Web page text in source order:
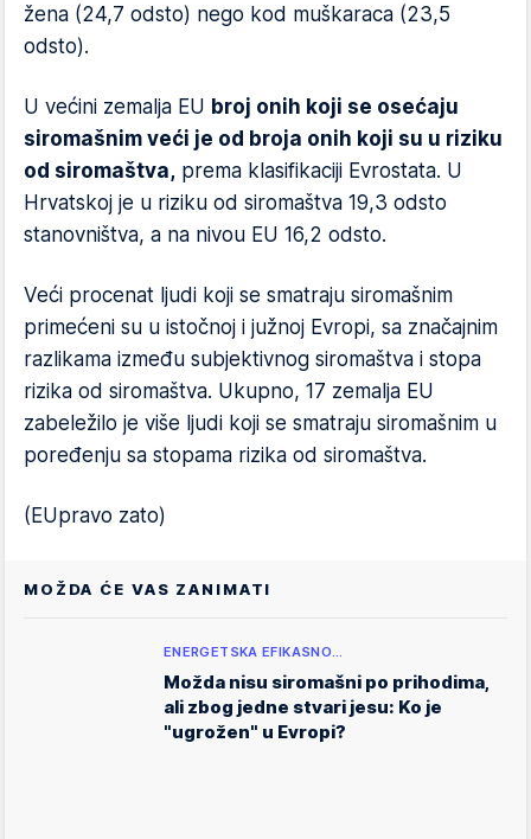
žena (24,7 odsto) nego kod muškaraca (23,5
odsto).
U većini zemalja EU broj onih koji se osećaju
siromašnim veći je od broja onih koji su u riziku
od siromaštva, prema klasifikaciji Evrostata. U
Hrvatskoj je u riziku od siromaštva 19,3 odsto
stanovništva, a na nivou EU 16,2 odsto.
Veći procenat ljudi koji se smatraju siromašnim
primećeni su u istočnoj i južnoj Evropi, sa značajnim
razlikama između subjektivnog siromaštva i stopa
rizika od siromaštva. Ukupno, 17 zemalja EU
zabeležilo je više ljudi koji se smatraju siromašnim u
poređenju sa stopama rizika od siromaštva.
(EUpravo zato)
MOŽDA ĆE VAS ZANIMATI
ENERGETSKA EFIKASNO…
Možda nisu siromašni po prihodima,
ali zbog jedne stvari jesu: Ko je
"ugrožen" u Evropi?